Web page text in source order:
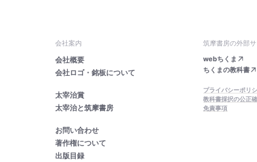
会社案内
会社概要
会社ロゴ・銘板について
太宰治賞
太宰治と筑摩書房
お問い合わせ
著作権について
出版目録
筑摩書房の外部サ
webちくま
ちくまの教科書
プライバシーポリ
教科書採択の公正
免責事項